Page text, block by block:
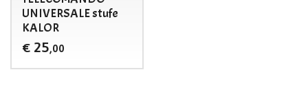
UNIVERSALE stufe
KALOR
€ 25,00